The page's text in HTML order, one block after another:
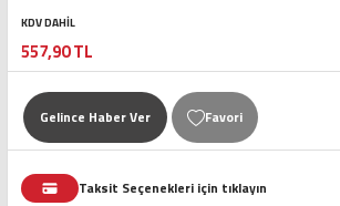
KDV DAHİL
557,90 TL
Gelince Haber Ver
Taksit Seçenekleri için tıklayın